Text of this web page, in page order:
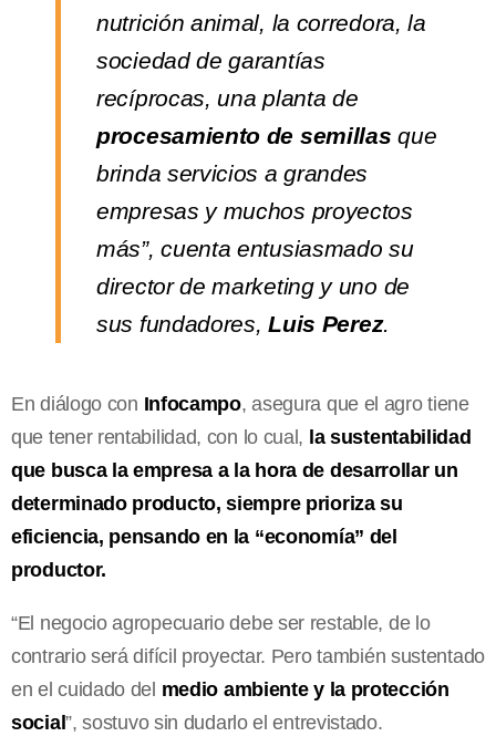
nutrición animal, la corredora, la
sociedad de garantías
recíprocas, una planta de
procesamiento de semillas que
brinda servicios a grandes
empresas y muchos proyectos
más”, cuenta entusiasmado su
director de marketing y uno de
sus fundadores,Luis Perez.
En diálogo con Infocampo, asegura que el agro tiene
que tener rentabilidad, con lo cual, la sustentabilidad
que busca la empresa a la hora de desarrollar un
determinado producto, siempre prioriza su
eficiencia, pensando en la “economía” del
productor.
“El negocio agropecuario debe ser restable, de lo
contrario será difícil proyectar. Pero también sustentado
en el cuidado del medio ambiente y la protección
social”, sostuvo sin dudarlo el entrevistado.